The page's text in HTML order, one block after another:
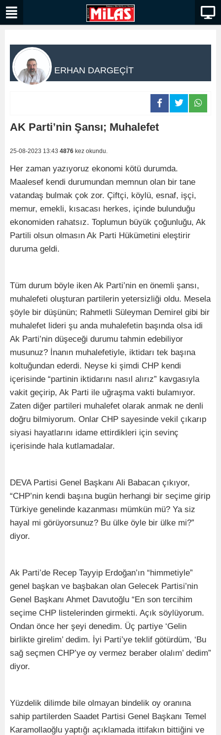
ERHAN DARGEÇİT
AK Parti’nin Şansı; Muhalefet
25-08-2023 13:43 4876 kez okundu.
Her zaman yazıyoruz ekonomi kötü durumda.
Maalesef kendi durumundan memnun olan bir tane
vatandaş bulmak çok zor. Çiftçi, köylü, esnaf, işçi,
memur, emekli, kısacası herkes, içinde bulunduğu
ekonomiden rahatsız. Toplumun büyük çoğunluğu, Ak
Partili olsun olmasın Ak Parti Hükümetini eleştirir
duruma geldi.
Tüm durum böyle iken Ak Parti’nin en önemli şansı,
muhalefeti oluşturan partilerin yetersizliği oldu. Mesela
şöyle bir düşünün; Rahmetli Süleyman Demirel gibi bir
muhalefet lideri şu anda muhalefetin başında olsa idi
Ak Parti’nin düşeceği durumu tahmin edebiliyor
musunuz? İnanın muhalefetiyle, iktidarı tek başına
koltuğundan ederdi. Neyse ki şimdi CHP kendi
içerisinde “partinin iktidarını nasıl alırız” kavgasıyla
vakit geçirip, Ak Parti ile uğraşma vakti bulamıyor.
Zaten diğer partileri muhalefet olarak anmak ne denli
doğru bilmiyorum. Onlar CHP sayesinde vekil çıkarıp
siyasi hayatlarını idame ettirdikleri için sevinç
içerisinde hala kutlamadalar.
DEVA Partisi Genel Başkanı Ali Babacan çıkıyor,
“CHP’nin kendi başına bugün herhangi bir seçime girip
Türkiye genelinde kazanması mümkün mü? Ya siz
hayal mi görüyorsunuz? Bu ülke öyle bir ülke mi?”
diyor.
Ak Parti’de Recep Tayyip Erdoğan’ın “himmetiyle”
genel başkan ve başbakan olan Gelecek Partisi’nin
Genel Başkanı Ahmet Davutoğlu “En son tercihim
seçime CHP listelerinden girmekti. Açık söylüyorum.
Ondan önce her şeyi denedim. Üç partiye ‘Gelin
birlikte girelim’ dedim. İyi Parti’ye teklif götürdüm, ‘Bu
sağ seçmen CHP’ye oy vermez beraber olalım’ dedim”
diyor.
Yüzdelik dilimde bile olmayan bindelik oy oranına
sahip partilerden Saadet Partisi Genel Başkanı Temel
Karamollaoğlu yaptığı açıklamada ittifakın bittiğini ve